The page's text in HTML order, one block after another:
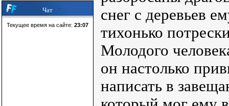
Чат
Текущее время на сайте: 23:07
снег с деревьев
тихонько
Молодого
он настолько
написать в